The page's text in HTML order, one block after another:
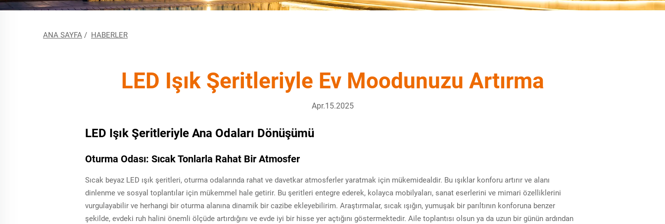
ANA SAYFA / HABERLER
LED Işık Şeritleriyle Ev Moodunuzu Artırma
Apr.15.2025
LED Işık Şeritleriyle Ana Odaları Dönüşümü
Oturma Odası: Sıcak Tonlarla Rahat Bir Atmosfer
Sıcak beyaz LED ışık şeritleri, oturma odalarında rahat ve davetkar atmosferler yaratmak için mükemidealdir. Bu ışıklar konforu artırır ve alanı
dinlenme ve sosyal toplantılar için mükemmel hale getirir. Bu şeritleri entegre ederek, kolayca mobilyaları, sanat eserlerini ve mimari özelliklerini
vurgulayabilir ve herhangi bir oturma alanına dinamik bir cazibe ekleyebilirim. Araştırmalar, sıcak ışığın, yumuşak bir parıltının konforuna benzer
şekilde, evdeki ruh halini önemli ölçüde artırdığını ve evde iyi bir hisse yer açtığını göstermektedir. Aile toplantısı olsun ya da uzun bir günün ardından